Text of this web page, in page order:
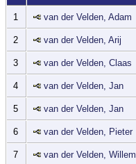
1 van der Velden, Adam
2 van der Velden, Arij
3 van der Velden, Claas
4 van der Velden, Jan
5 van der Velden, Jan
6 van der Velden, Pieter
7 van der Velden, Willem